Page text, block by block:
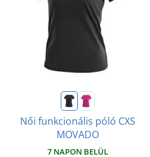
Női funkcionális póló CXS
MOVADO
7 NAPON BELÜL